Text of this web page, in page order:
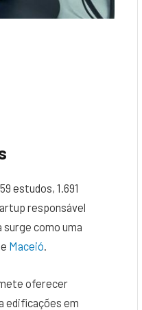
estudos, 1.691
responsável
como uma
Maceió.
oferecer
edificações em